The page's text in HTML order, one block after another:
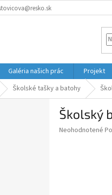
Galéria našich prác Projekt
Školské tašky a batohy
Školský
Priemerné
Neohodnotené